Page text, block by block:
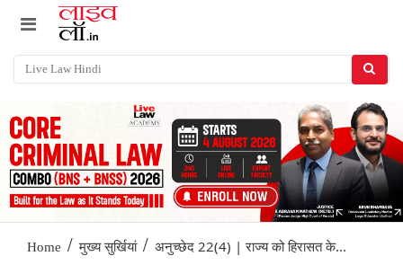
Home / मुख्य सुर्खियां / अनुच्छेद 22(4) | राज्य को हिरासत के...